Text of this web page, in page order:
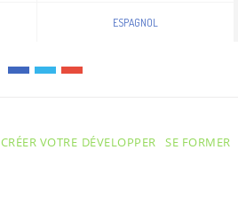
ESPAGNOL
CRÉER VOTRE DÉVELOPPER SE FORMER